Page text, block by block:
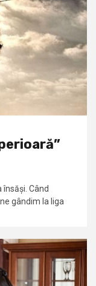
Când
gândim la liga